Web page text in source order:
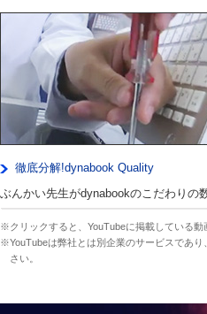
徹底分解!dynabook Quality
ぶんかい先生がdynabookのこだわりの
※クリックすると、YouTubeに掲載している動
※YouTubeは弊社とは別企業のサービスであ
さい。